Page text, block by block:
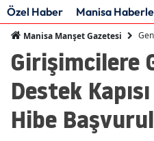
Özel Haber Manisa
Manisa Manşet Gazetesi
Girişimcilere
Destek
Hibe